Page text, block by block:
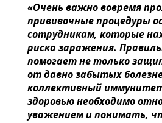
«Очень важно вовремя
прививочные процедуры
сотрудникам, которые
риска заражения.
помогает не только
от давно забытых
коллективный
здоровью необходимо
уважением и понимать,